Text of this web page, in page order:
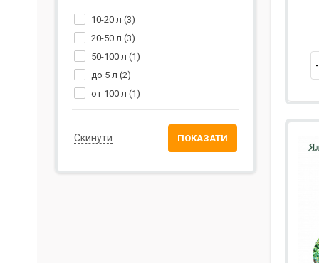
10-20 л (3)
20-50 л (3)
50-100 л (1)
до 5 л (2)
от 100 л (1)